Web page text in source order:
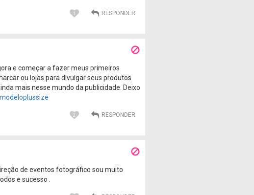
1
e começar a fazer meus primeiros
ou lojas para divulgar seus produtos
mais nesse mundo da publicidade. Deixo
2
de eventos fotográfico sou muito
e sucesso .